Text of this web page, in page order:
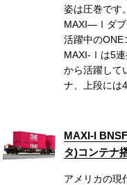
姿は圧巻です
MAXI—Ⅰダブ
活躍中のONE
MAXI-Ⅰは5連
から活躍して
ナ、上段には
MAXI-I
タ)コンテナ
アメリカの現